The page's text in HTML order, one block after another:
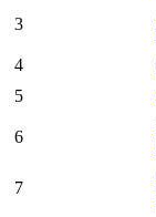
3
4
5
6
7